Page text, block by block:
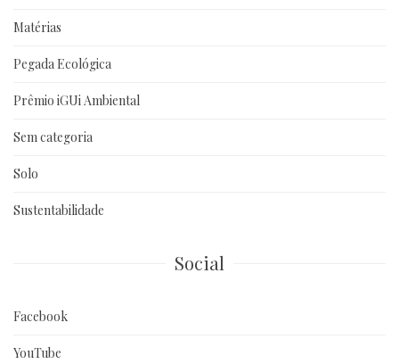
Matérias
Pegada Ecológica
Prêmio iGUi Ambiental
Sem categoria
Solo
Sustentabilidade
Social
Facebook
YouTube